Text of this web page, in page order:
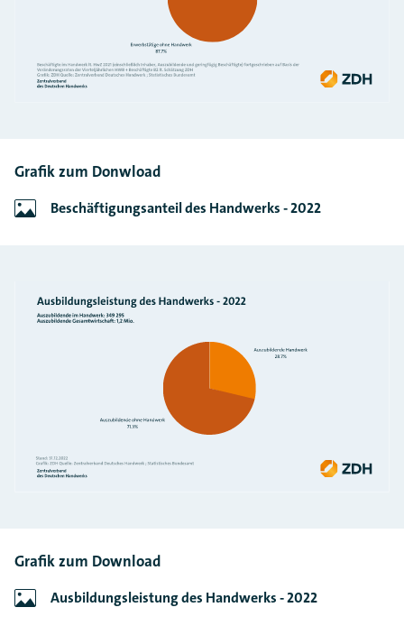
Grafik zum Donwload
Beschäftigungsanteil des Handwerks - 2022
Grafik zum Download
Ausbildungsleistung des Handwerks - 2022